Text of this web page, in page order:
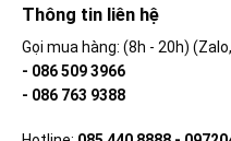
Thông tin liên hệ
Gọi mua hàng: (8h - 20h)
- 086 509 3966
- 086 763 9388